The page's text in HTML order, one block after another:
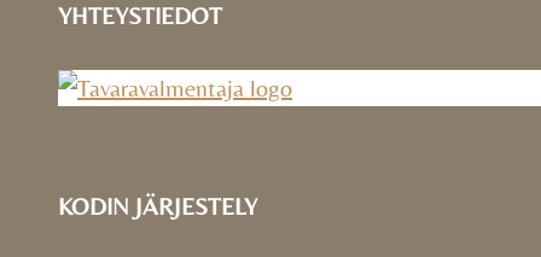
YHTEYSTIEDOT
KODIN JÄRJESTELY